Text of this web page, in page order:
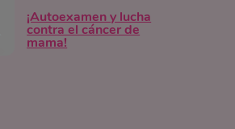
¡Autoexamen y lucha
contra el cáncer de
mama!